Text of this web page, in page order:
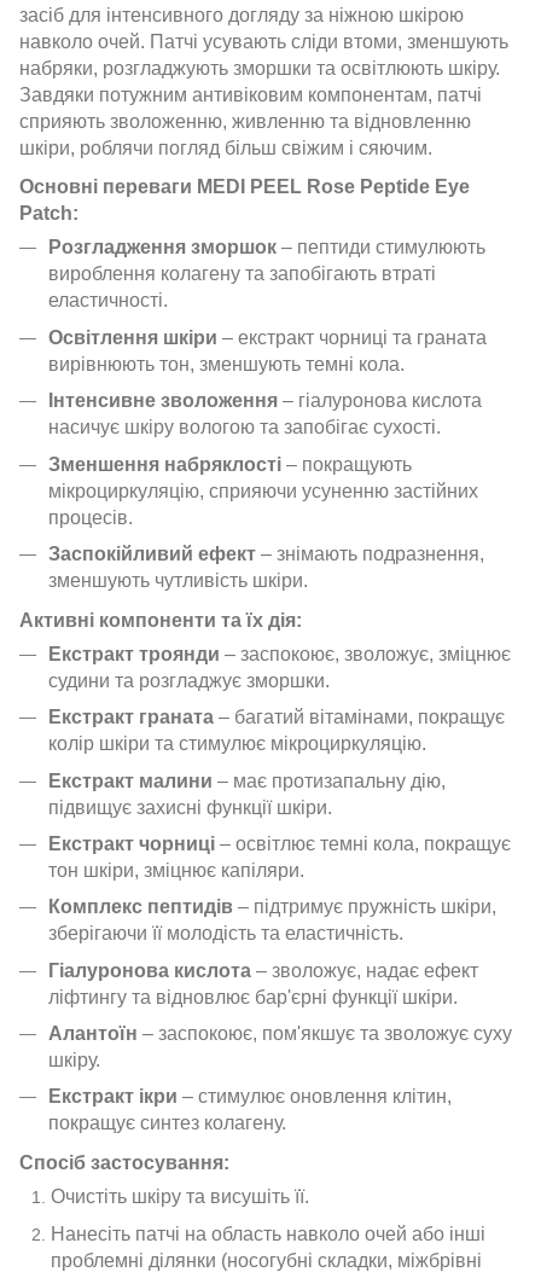
засіб для інтенсивного догляду за ніжною шкірою
навколо очей. Патчі усувають сліди втоми, зменшують
набряки, розгладжують зморшки та освітлюють шкіру.
Завдяки потужним антивіковим компонентам, патчі
сприяють зволоженню, живленню та відновленню
шкіри, роблячи погляд більш свіжим і сяючим.
Основні переваги MEDI PEEL Rose Peptide Eye
Patch:
Розгладження зморшок – пептиди стимулюють
вироблення колагену та запобігають втраті
еластичності.
Освітлення шкіри – екстракт чорниці та граната
вирівнюють тон, зменшують темні кола.
Інтенсивне зволоження – гіалуронова кислота
насичує шкіру вологою та запобігає сухості.
Зменшення набряклості – покращують
мікроциркуляцію, сприяючи усуненню застійних
процесів.
Заспокійливий ефект – знімають подразнення,
зменшують чутливість шкіри.
Активні компоненти та їх дія:
Екстракт троянди – заспокоює, зволожує, зміцнює
судини та розгладжує зморшки.
Екстракт граната – багатий вітамінами, покращує
колір шкіри та стимулює мікроциркуляцію.
Екстракт малини – має протизапальну дію,
підвищує захисні функції шкіри.
Екстракт чорниці – освітлює темні кола, покращує
тон шкіри, зміцнює капіляри.
Комплекс пептидів – підтримує пружність шкіри,
зберігаючи її молодість та еластичність.
Гіалуронова кислота – зволожує, надає ефект
ліфтингу та відновлює бар'єрні функції шкіри.
Алантоїн – заспокоює, пом'якшує та зволожує суху
шкіру.
Екстракт ікри – стимулює оновлення клітин,
покращує синтез колагену.
Спосіб застосування:
Очистіть шкіру та висушіть її.
Нанесіть патчі на область навколо очей або інші
проблемні ділянки (носогубні складки, міжбрівні